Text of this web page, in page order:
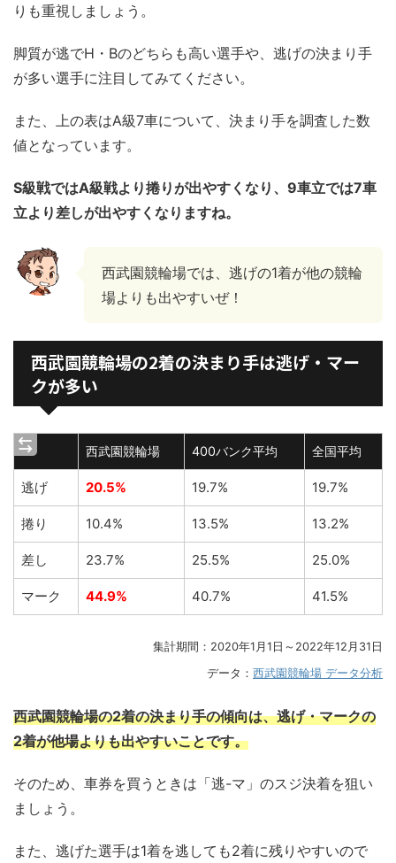
りも重視しましょう。
脚質が逃でH・Bのどちらも高い選手や、逃げの決まり手
が多い選手に注目してみてください。
また、上の表はA級7車について、決まり手を調査した数
値となっています。
S級戦ではA級戦より捲りが出やすくなり、9車立では7車
立より差しが出やすくなりますね。
西武園競輪場では、逃げの1着が他の競輪
場よりも出やすいぜ！
西武園競輪場の2着の決まり手は逃げ・マー
クが多い
西武園競輪場 400バンク平均 全国平均
逃げ 20.5% 19.7% 19.7%
捲り 10.4% 13.5% 13.2%
差し 23.7% 25.5% 25.0%
マーク 44.9% 40.7% 41.5%
集計期間：2020年1月1日～2022年12月31日
データ： 西武園競輪場 データ分析
西武園競輪場の2着の決まり手の傾向は、逃げ・マークの
2着が他場よりも出やすいことです。
そのため、車券を買うときは「逃-マ」のスジ決着を狙い
ましょう。
また、逃げた選手は1着を逃しても2着に残りやすいので